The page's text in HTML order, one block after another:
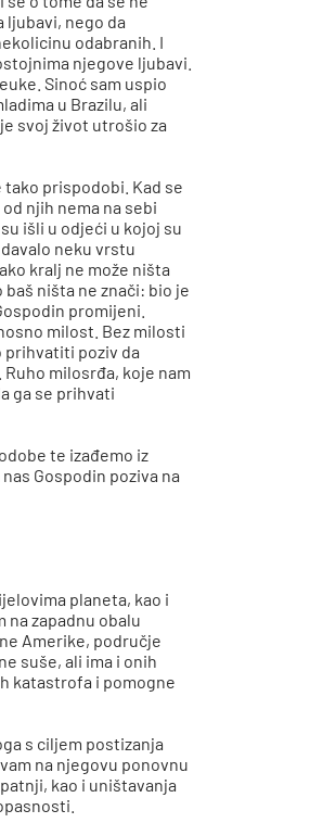
ljubavi, nego da
odabranih. I
njegove ljubavi.
Sinoć sam uspio
u Brazilu, ali
svoj život utrošio za
prispodobi. Kad se
njih nema na sebi
išli u odjeći u kojoj su
neku vrstu
kralj ne može ništa
ništa ne znači: bio je
promijeni.
milost. Bez milosti
prihvatiti poziv da
milosrđa, koje nam
ga se prihvati
te izađemo iz
Gospodin poziva na
planeta, kao i
zapadnu obalu
Amerike, područje
suše, ali ima i onih
katastrofa i pomogne
s ciljem postizanja
na njegovu ponovnu
kao i uništavanja